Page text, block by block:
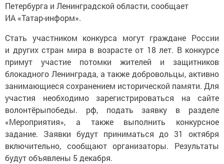
Петербурга и Ленинградской области, сообщает
ИА «Татар-информ».
Стать участником конкурса могут граждане России
и других стран мира в возрасте от 18 лет. В конкурсе
примут участие потомки жителей и защитников
блокадного Ленинграда, а также добровольцы, активно
занимающиеся сохранением исторической памяти. Для
участия необходимо зарегистрироваться на сайте
волонтёрыпобеды. рф, подать заявку в разделе
«Мероприятия», а также выполнить конкурсное
задание. Заявки будут приниматься до 31 октября
включительно, сообщают организаторы. Результаты
будут объявлены 5 декабря.